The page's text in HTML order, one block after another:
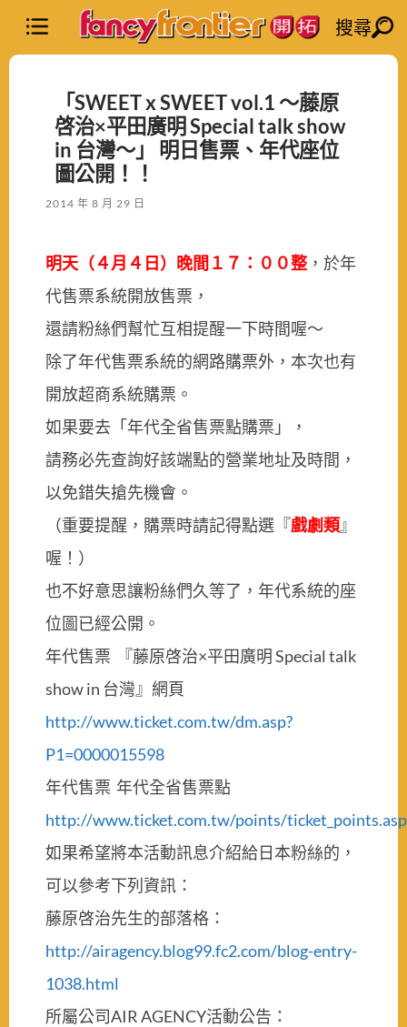
搜尋
「SWEET x SWEET vol.1 ～藤原
啓治×平田廣明 Special talk show
in 台灣～」 明日售票、年代座位
圖公開！！
2014 年 8 月 29 日
明天（４月４日）晚間１７：００整，於年
代售票系統開放售票，
還請粉絲們幫忙互相提醒一下時間喔～
除了年代售票系統的網路購票外，本次也有
開放超商系統購票。
如果要去「年代全省售票點購票」，
請務必先查詢好該端點的營業地址及時間，
以免錯失搶先機會。
（重要提醒，購票時請記得點選『戲劇類』
喔！）
也不好意思讓粉絲們久等了，年代系統的座
位圖已經公開。
年代售票 『藤原啓治×平田廣明 Special talk
show in 台灣』網頁
http://www.ticket.com.tw/dm.asp?
P1=0000015598
年代售票 年代全省售票點
http://www.ticket.com.tw/points/ticket_points.asp
如果希望將本活動訊息介紹給日本粉絲的，
可以參考下列資訊：
藤原啓治先生的部落格：
http://airagency.blog99.fc2.com/blog-entry-
1038.html
所屬公司AIR AGENCY活動公告：